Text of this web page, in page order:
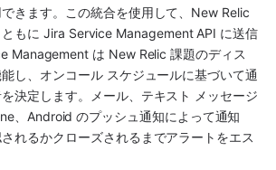
きます。この統合を使用して、 New Relic
ともに Jira Service Management API に送信
Management は New Relic 課題のディス
し、オンコール スケジュールに基づいて通
決定します。メール、テキスト メッセージ
、Android のプッシュ通知によって通知
れるかクローズされるまでアラートをエス